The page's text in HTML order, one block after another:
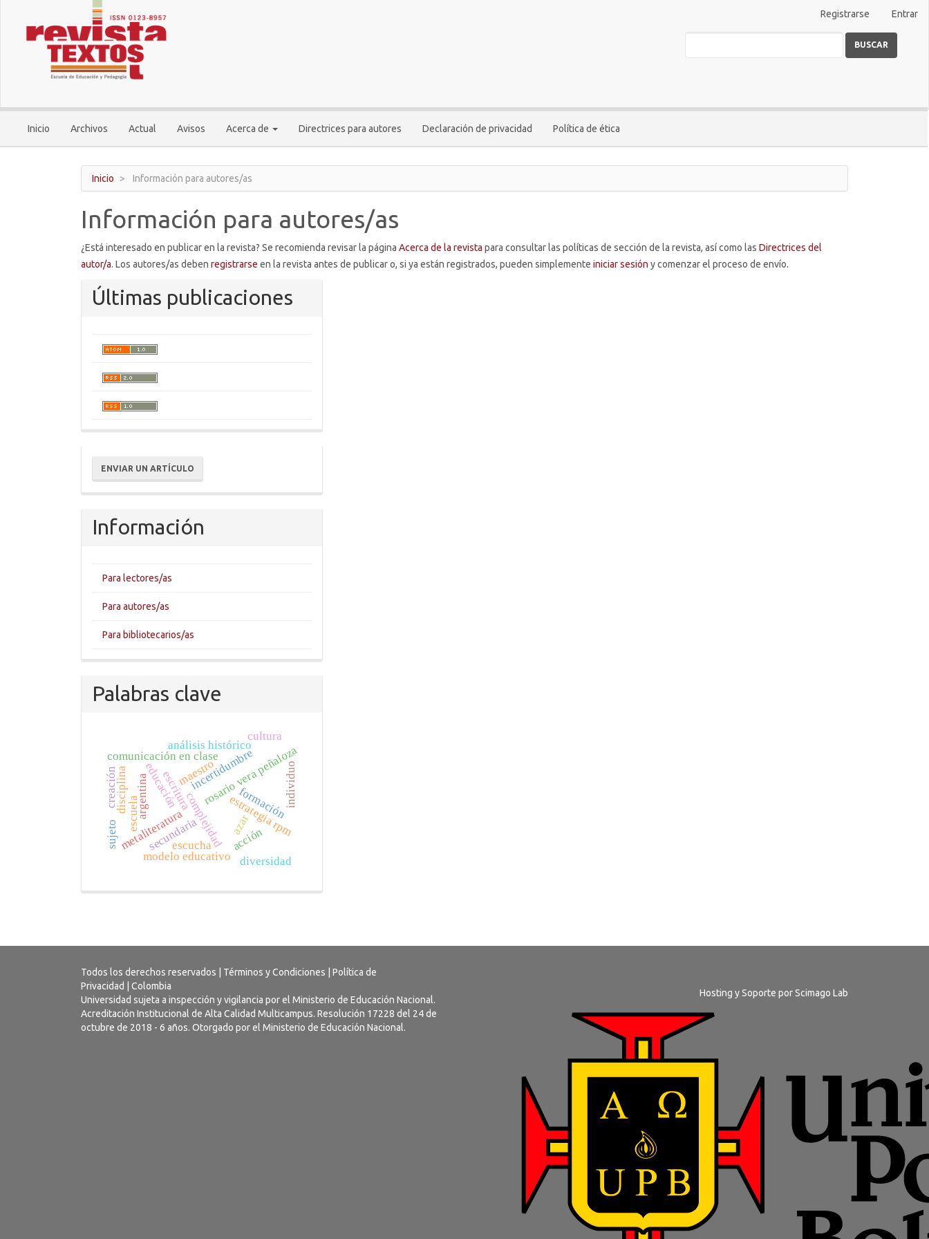
Contenido
principal
lateral
Registrarse Entrar
Inicio Archivos Actual Avisos Acerca de Directrices para autores Declaración de privacidad Política de ética
BUSCAR
Inicio Información para autores/as
Información para autores/as
¿Está interesado en publicar en la revista? Se recomienda revisar la página Acerca de la revista para consultar las políticas de sección de la revista, así como las Directrices del
autor/a. Los autores/as deben registrarse en la revista antes de publicar o, si ya están registrados, pueden simplemente iniciar sesión y comenzar el proceso de envío.
Últimas publicaciones
Enviar
un
artículo
ENVIAR UN ARTÍCULO
Información
Para lectores/as
Para autores/as
Para bibliotecarios/as
Palabras clave
complejidad
metaliteratura
escrituraincertidumbre
azar
estrategia rpm
comunicación en claserosario vera peñaloza
educación
argentina
análisis histórico
secundaria
modelo educativo
escuela
disciplina maestro
acción
creación formación
sujeto
individuo
cultura
diversidad
escucha
Todos los derechos reservados | Términos y Condiciones
Política de
Privacidad
| Colombia
Universidad sujeta a inspección y vigilancia por el Ministerio de Educación Nacional.
Acreditación Institucional de Alta Calidad Multicampus. Resolución 17228 del 24 de
octubre de 2018 - 6 años. Otorgado por el Ministerio de Educación Nacional.
Hosting y Soporte porScimago Lab